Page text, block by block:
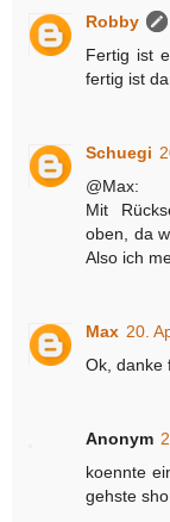
Robby
Fertig ist
fertig ist
Schuegi
@Max:
Mit
oben, da
Also ich
Max 20.
Ok, danke
Anonym
koennte
gehste